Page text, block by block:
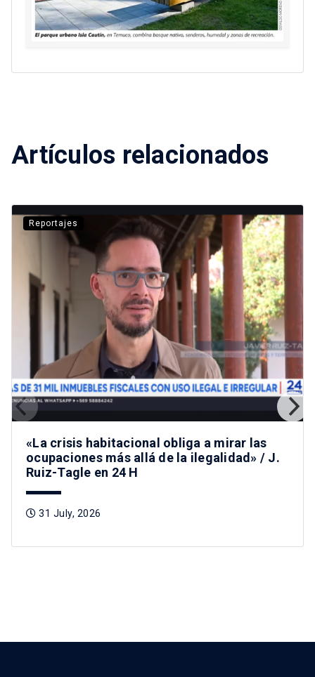
Artículos relacionados
Reportajes
«La crisis habitacional obliga a mirar las
ocupaciones más allá de la ilegalidad» / J.
Ruiz-Tagle en 24 H
31 July, 2026